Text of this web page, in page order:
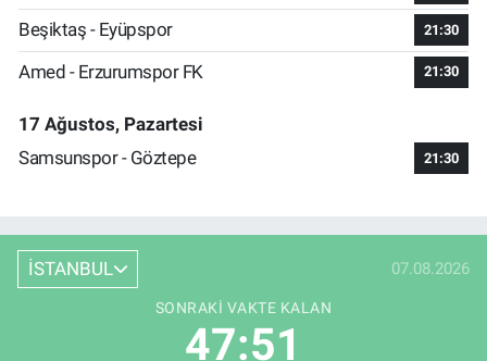
Beşiktaş - Eyüpspor 21:30
Amed - Erzurumspor FK 21:30
17 Ağustos, Pazartesi
Samsunspor - Göztepe
21:30
İSTANBUL 07.08.2026
SONRAKI VAKTE KALAN
47:50